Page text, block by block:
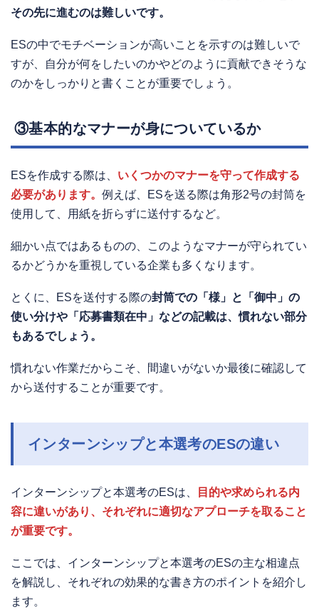
その先に進むのは難しいです。
ESの中でモチベーションが高いことを示すのは難しいで
すが、自分が何をしたいのかやどのように貢献できそうな
のかをしっかりと書くことが重要でしょう。
③基本的なマナーが身についているか
ESを作成する際は、 いくつかのマナーを守って作成する
必要があります。 例えば、ESを送る際は角形2号の封筒を
使用して、用紙を折らずに送付するなど。
細かい点ではあるものの、このようなマナーが守られてい
るかどうかを重視している企業も多くなります。
とくに、ESを送付する際の封筒での「様」と「御中」の
使い分けや「応募書類在中」などの記載は、慣れない部分
もあるでしょう。
慣れない作業だからこそ、間違いがないか最後に確認して
から送付することが重要です。
インターンシップと本選考のESの違い
インターンシップと本選考のESは、
目的や求められる内
容に違いがあり、それぞれに適切なアプローチを取ること
が重要です。
ここでは、インターンシップと本選考のESの主な相違点
を解説し、それぞれの効果的な書き方のポイントを紹介し
ます。